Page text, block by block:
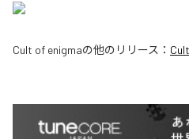
Cult of enigmaの他のリリース：